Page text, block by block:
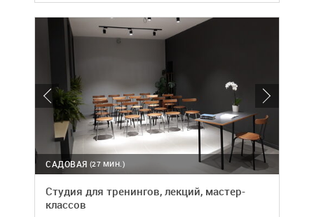
(27 МИН.)
САДОВАЯ
Студия для тренингов, лекций, мастер-
классов